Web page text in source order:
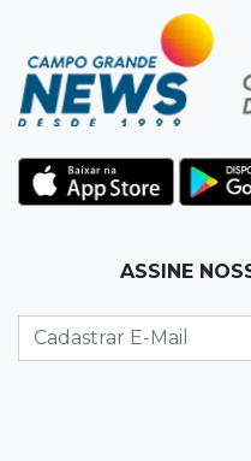
Governo libera R$
temporal de granizo
17:17 Em investigação
ser membro de
Família pede justiça
ASSINE